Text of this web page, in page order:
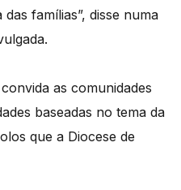
famílias”, disse numa
as comunidades
baseadas no tema da
que a Diocese de